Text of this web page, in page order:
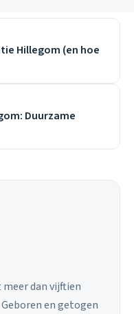
Hillegom (en hoe
Duurzame
meer dan vijftien
en getogen